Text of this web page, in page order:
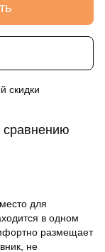
скидки
сравнению
для
в одном
размещает
не